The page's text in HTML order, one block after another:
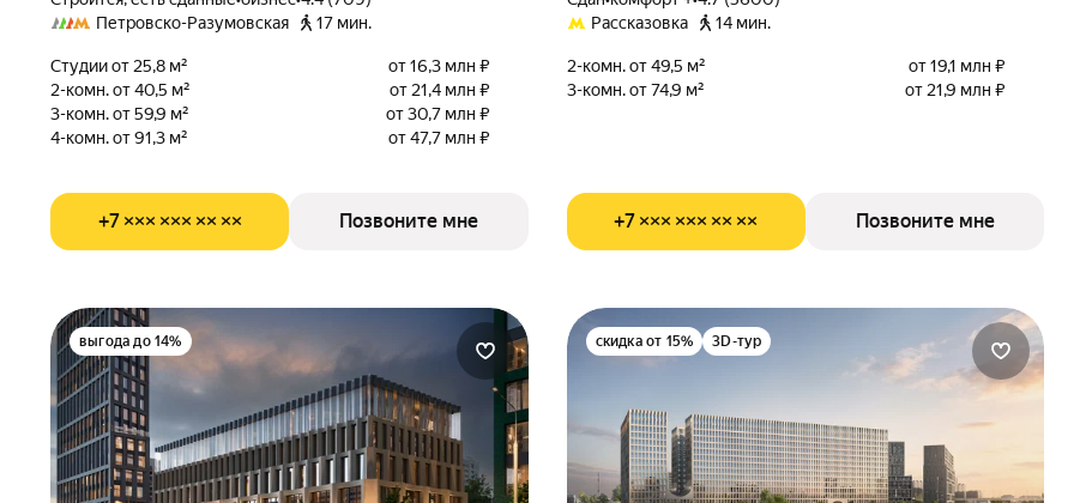
Петровско-Разумовская
17 мин.
Студии от 25,8 м²
от 16,3 млн ₽
2-комн. от 40,5 м²
от 21,4 млн ₽
3-комн. от 59,9 м²
от 30,7 млн ₽
4-комн. от 91,3 м²
от 47,7 млн ₽
+7 ××× ××× ×× ×× Позвоните мне
Рассказовка
14 мин.
2-комн. от 49,5 м²
от 19,1 млн ₽
3-комн. от 74,9 м²
от 21,9 млн ₽
+7 ××× ××× ×× ×× Позвоните мне
выгода до 14% скидка от 15% 3D-тур